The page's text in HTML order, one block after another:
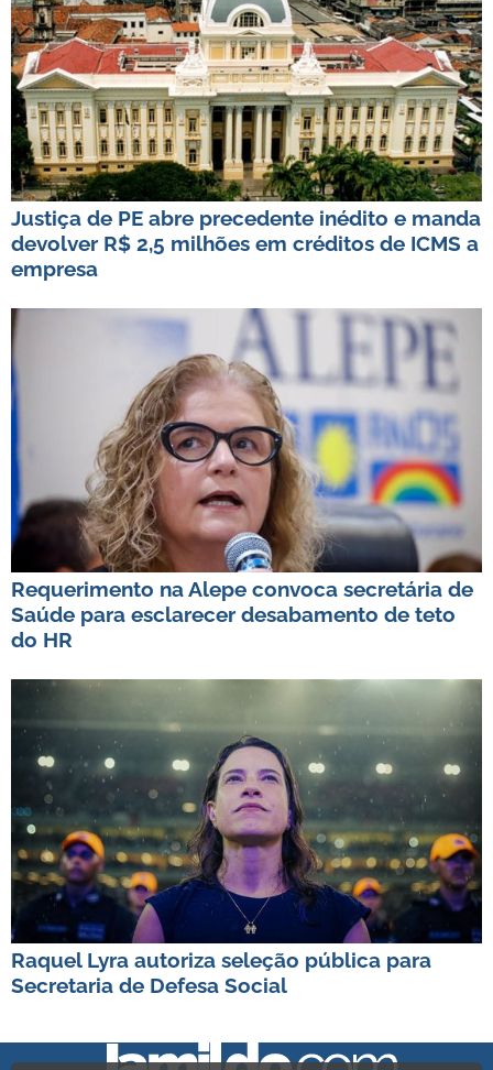
Justiça de PE abre precedente inédito e manda
devolver R$ 2,5 milhões em créditos de ICMS a
empresa
Requerimento na Alepe convoca secretária de
Saúde para esclarecer desabamento de teto
do HR
Raquel Lyra autoriza seleção pública para
Secretaria de Defesa Social